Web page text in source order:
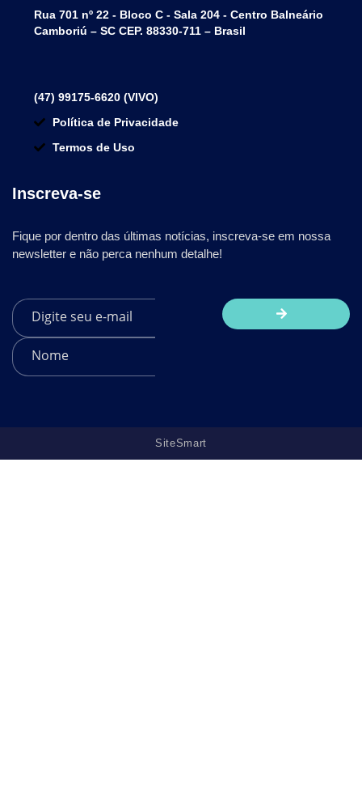
Rua 701 nº 22 - Bloco C - Sala 204 - Centro Balneário
Camboriú – SC CEP. 88330-711 – Brasil
(47) 99175-6620 (VIVO)
Política de Privacidade
Termos de Uso
Inscreva-se
Fique por dentro das últimas notícias, inscreva-se em nossa
newsletter e não perca nenhum detalhe!
SiteSmart